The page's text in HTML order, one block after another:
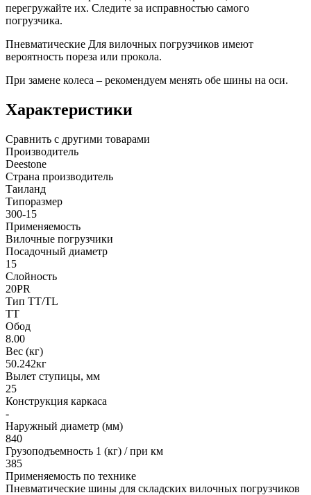
перегружайте их. Следите за исправностью самого
погрузчика.
Пневматические Для вилочных погрузчиков имеют
вероятность пореза или прокола.
При замене колеса – рекомендуем менять обе шины на оси.
Характеристики
Сравнить с другими товарами
Производитель
Deestone
Страна производитель
Таиланд
Типоразмер
300-15
Применяемость
Вилочные погрузчики
Посадочный диаметр
15
Слойность
20PR
Тип TT/TL
TT
Обод
8.00
Вес (кг)
50.242кг
Вылет ступицы, мм
25
Конструкция каркаса
-
Наружный диаметр (мм)
840
Грузоподъемность 1 (кг) / при км
385
Применяемость по технике
Пневматические шины для складских вилочных погрузчиков